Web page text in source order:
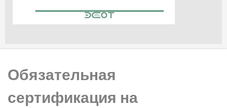
Обязательная
сертификация на